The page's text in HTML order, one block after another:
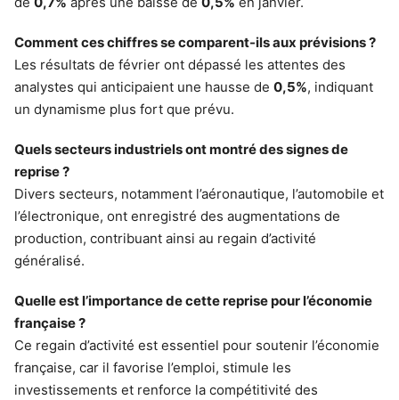
Comment ces chiffres se comparent-ils aux prévisions ?
Les résultats de février ont dépassé les attentes des
analystes qui anticipaient une hausse de 0,5%, indiquant
un dynamisme plus fort que prévu.
Quels secteurs industriels ont montré des signes de
reprise ?
Divers secteurs, notamment l’aéronautique, l’automobile et
l’électronique, ont enregistré des augmentations de
production, contribuant ainsi au regain d’activité
généralisé.
Quelle est l’importance de cette reprise pour l’économie
française ?
Ce regain d’activité est essentiel pour soutenir l’économie
française, car il favorise l’emploi, stimule les
investissements et renforce la compétitivité des